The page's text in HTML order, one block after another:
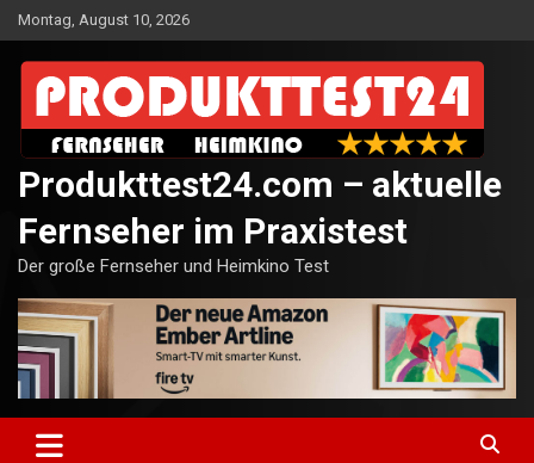
Skip
to
content
Montag, August 10, 2026
Produkttest24.com – aktuelle
Fernseher im Praxistest
Der große Fernseher und Heimkino Test